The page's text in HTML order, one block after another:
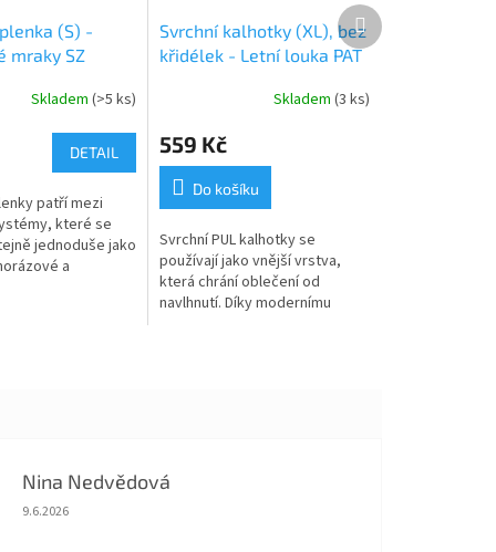
(S) -
mraky SZ
Skladem(>5 ks)
DETAIL
patří mezi
které se
jednoduše jako
a
Svrchní kalhotky (XL), bez
křidélek - Letní louka PAT
Skladem (3 ks)
559 Kč
Do košíku
Svrchní PUL kalhotky se
používají jako vnější vrstva,
která chrání oblečení od
navlhnutí. Díky modernímu
Další
produkt
Nina Nedvědová
Hodnocení obchodu je 5 z 5 hvězdiček.
9.6.2026